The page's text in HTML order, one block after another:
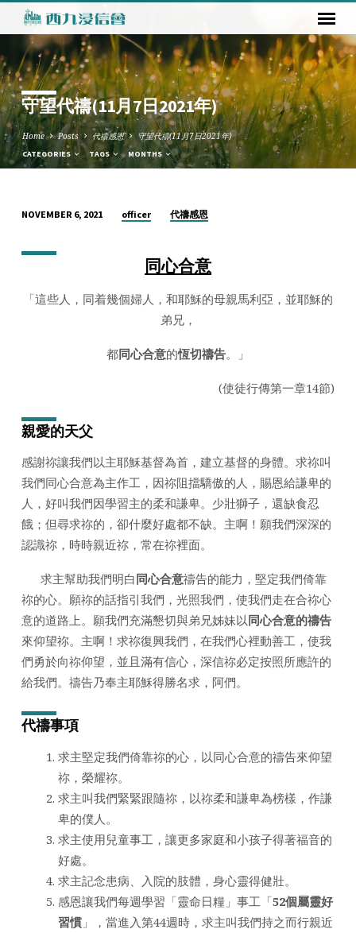
守望代禱(11月7日2021年)
Home Posts 代禱感恩 守望代禱(11月7日2021年)
CATEGORIES TAGS MONTHS
望
禱
(11
NOVEMBER 6, 2021 officer 代禱感恩
同心合意
「這些人，同着幾個婦人，和耶穌的母親馬利亞，並耶穌的
弟兄，
都同心合意的恆切禱告。」
(使徒行傳第一章14節)
親愛的天父
感謝祢讓我們以主耶穌基督為首，建立基督的身體。求祢叫
我們同心合意為主作工，因祢阻擋驕傲的人，賜恩給謙卑的
人，好叫我們因學習主的柔和謙卑。少壯獅子，還缺食忍
餓；但尋求祢的，卻什麼好處都不缺。主啊！願我們深深的
認識祢，時時親近祢，常在祢裡面。
求主幫助我們明白同心合意禱告的能力，堅定我們倚靠
祢的心。願祢的話指引我們，光照我們，使我們走在合祢心
意的道路上。願我們充滿懇切與弟兄姊妹以同心合意的禱告
來仰望祢。主啊！求祢復興我們，在我們心裡動善工，使我
們勇於向祢仰望，並且滿有信心，深信祢必定按照所應許的
給我們。禱告乃奉主耶穌得勝名求，阿們。
代禱事項
求主堅定我們倚靠祢的心，以同心合意的禱告來仰望
祢，榮耀祢。
求主叫我們緊緊跟隨祢，以祢柔和謙卑為榜樣，作謙
卑的僕人。
求主使用兒童事工，讓更多家庭和小孩子得著福音的
好處。
求主記念患病、入院的肢體，身心靈得健壯。
感恩讓我們每週學習「靈命日糧」事工「52個屬靈好
習慣」，當進入第44週時，求主叫我們持之而行親近